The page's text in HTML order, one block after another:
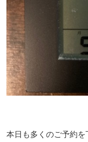
本日も多くのご予約